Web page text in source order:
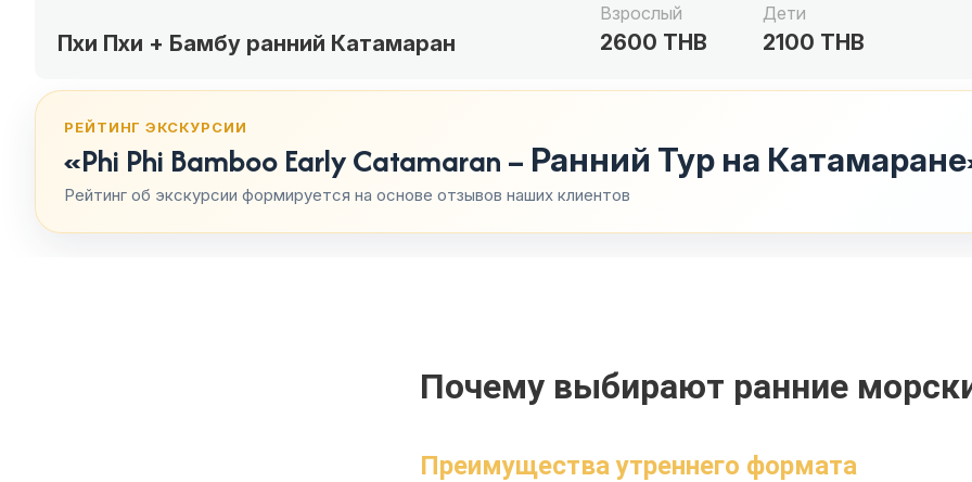
Пхи Пхи + Бамбу ранний Катамаран
Взрослый
2600 THB
Дети
2100 THB
РЕЙТИНГ ЭКСКУРСИИ
«Phi Phi Bamboo Early Catamaran – Ранний Тур на
Рейтинг об экскурсии формируется на основе отзывов наших клиентов
Почему выбирают ранние
Преимущества утреннего формата